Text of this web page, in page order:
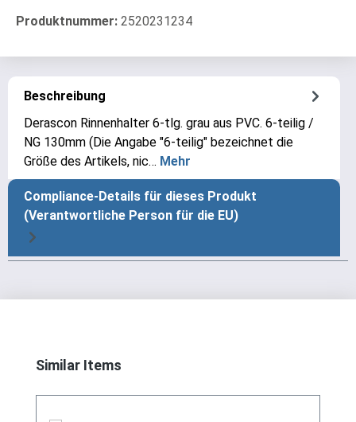
Produktnummer: 2520231234
Beschreibung
Derascon Rinnenhalter 6-tlg. grau aus PVC. 6-teilig /
NG 130mm (Die Angabe "6-teilig" bezeichnet die
Größe des Artikels, nic… Mehr
Compliance-Details für dieses Produkt
(Verantwortliche Person für die EU)
Produktgalerie überspringen
Similar Items